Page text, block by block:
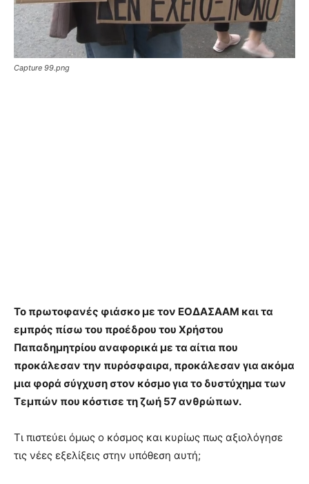
Capture 99.png
Το πρωτοφανές φιάσκο με τον ΕΟΔΑΣΑΑΜ και τα
εμπρός πίσω του προέδρου του Χρήστου
Παπαδημητρίου αναφορικά με τα αίτια που
προκάλεσαν την πυρόσφαιρα, προκάλεσαν για ακόμα
μια φορά σύγχυση στον κόσμο για το δυστύχημα των
Τεμπών που κόστισε τη ζωή 57 ανθρώπων.
Τι πιστεύει όμως ο κόσμος και κυρίως πως αξιολόγησε
τις νέες εξελίξεις στην υπόθεση αυτή;